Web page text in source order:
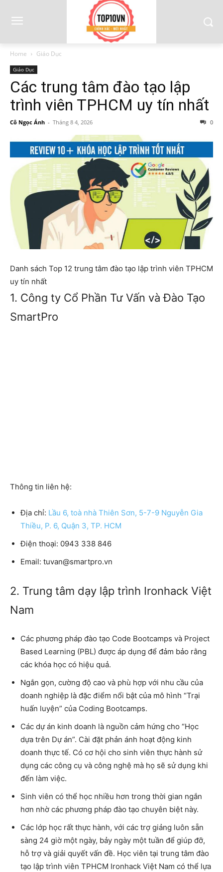
Home Giáo Dục
Giáo Dục
Các trung tâm đào tạo lập
trình viên TPHCM uy tín nhất
Cô Ngọc Ánh - Tháng 8 4, 2026 0
Danh sách Top 12 trung tâm đào tạo lập trình viên TPHCM
uy tín nhất
1. Công ty Cổ Phần Tư Vấn và Đào Tạo
SmartPro
Thông tin liên hệ:
Địa chỉ: Lầu 6, toà nhà Thiên Sơn, 5-7-9 Nguyễn Gia
Thiều, P. 6, Quận 3, TP. HCM
Điện thoại: 0943 338 846
Email: tuvan@smartpro.vn
2. Trung tâm dạy lập trình Ironhack Việt
Nam
Các phương pháp đào tạo Code Bootcamps và Project
Based Learning (PBL) được áp dụng để đảm bảo rằng
các khóa học có hiệu quả.
Ngắn gọn, cường độ cao và phù hợp với nhu cầu của
doanh nghiệp là đặc điểm nổi bật của mô hình “Trại
huấn luyện” của Coding Bootcamps.
Các dự án kinh doanh là nguồn cảm hứng cho “Học
dựa trên Dự án”. Cài đặt phản ánh hoạt động kinh
doanh thực tế. Có cơ hội cho sinh viên thực hành sử
dụng các công cụ và công nghệ mà họ sẽ sử dụng khi
đến làm việc.
Sinh viên có thể học nhiều hơn trong thời gian ngắn
hơn nhờ các phương pháp đào tạo chuyên biệt này.
Các lớp học rất thực hành, với các trợ giảng luôn sẵn
sàng 24 giờ một ngày, bảy ngày một tuần để giúp đỡ,
hỗ trợ và giải quyết vấn đề. Học viên tại trung tâm đào
tạo lập trình viên TPHCM Ironhack Việt Nam có thể lựa